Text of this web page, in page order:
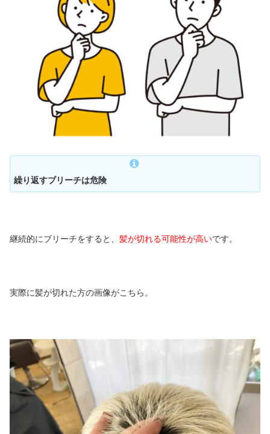
繰り返すブリーチは危険
継続的にブリーチをすると、 髪が切れる可能性が高いです。
実際に髪が切れた方の画像がこちら。